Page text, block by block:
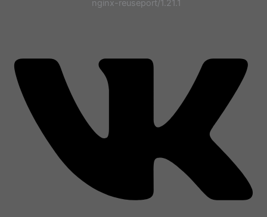
nginx-reuseport/1.21.1